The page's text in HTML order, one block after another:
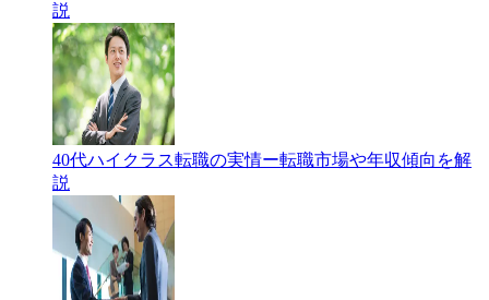
説
40代ハイクラス転職の実情ー転職市場や年収傾向を解
説